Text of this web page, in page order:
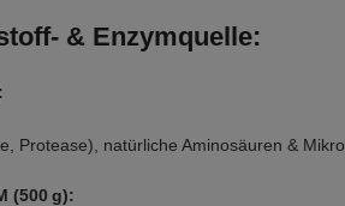
& Enzymquelle:
Protease), natürliche Aminosäuren &
(500 g):